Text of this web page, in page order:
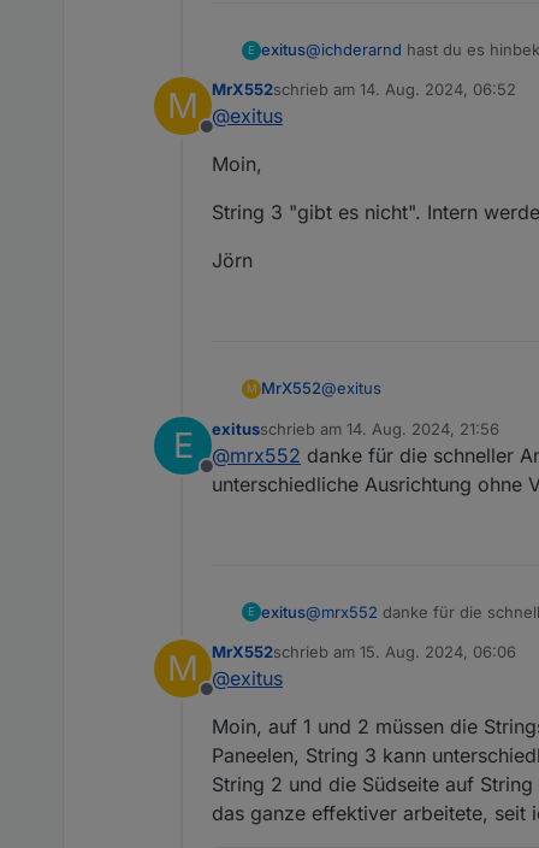
E exitus@ichderarnd hast du es
M
Offline
MrX552schrieb am 14. Aug. 2024, 06:52
zuletzt editiert von
@exitus
Moin,
String 3 "gibt es nicht". Intern
Jörn
M MrX552@exitus
Moin,
String 3 "gibt es nicht".
E
Offline
exitusschrieb am 14. Aug. 2024, 21:56
zuletzt editiert von
@mrx552 danke für die schneller
unterschiedliche Ausrichtung ohne
E exitus@mrx552 danke für die
M
Offline
MrX552schrieb am 15. Aug. 2024, 06:06
zuletzt editiert von
@exitus
Moin, auf 1 und 2 müssen die
Paneelen, String 3 kann
String 2 und die Südseite auf
das ganze effektiver arbeitete, seit